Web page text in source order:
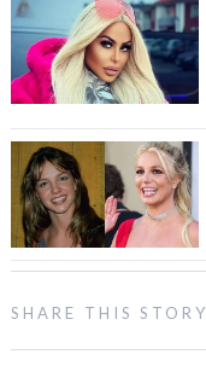
SHARE THIS STORY